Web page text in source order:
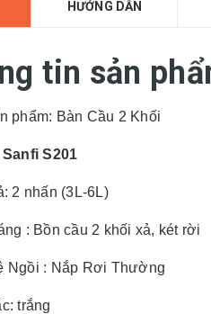
HƯỚNG DẪN
tin sản
phẩm: Bàn Cầu 2 Khối
Sanfi S201
2 nhấn (3L-6L)
: Bồn cầu 2 khối xả, két rời
Ngồi : Nắp Rơi Thường
trắng